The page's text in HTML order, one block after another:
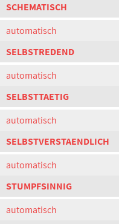
SCHEMATISCH
automatisch
SELBSTREDEND
automatisch
SELBSTTAETIG
automatisch
SELBSTVERSTAENDLICH
automatisch
STUMPFSINNIG
automatisch